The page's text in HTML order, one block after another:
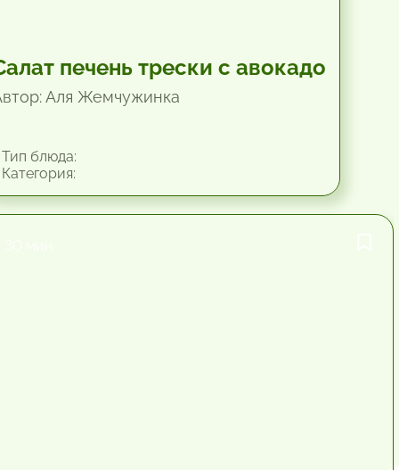
печень трески с авокадо
Аля Жемчужинка
блюда: